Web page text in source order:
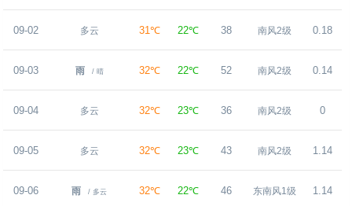
09-02 多云 31℃ 22℃ 38 南风2级 0.18
09-03 雨 / 晴 32℃ 22℃ 52 南风2级 0.14
09-04 多云 32℃ 23℃ 36 南风2级 0
09-05 多云 32℃ 23℃ 43 南风2级 1.14
09-06 雨 / 多云 32℃ 22℃ 46 东南风1级 1.14